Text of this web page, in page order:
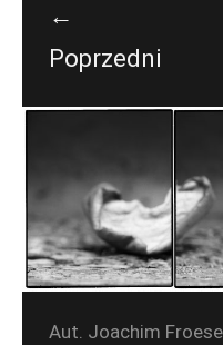
←
Poprzedni
Aut. Joachim Froese